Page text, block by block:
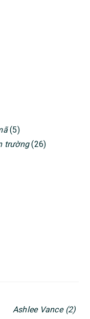
(5)
trường(26)
Ashlee Vance (2)